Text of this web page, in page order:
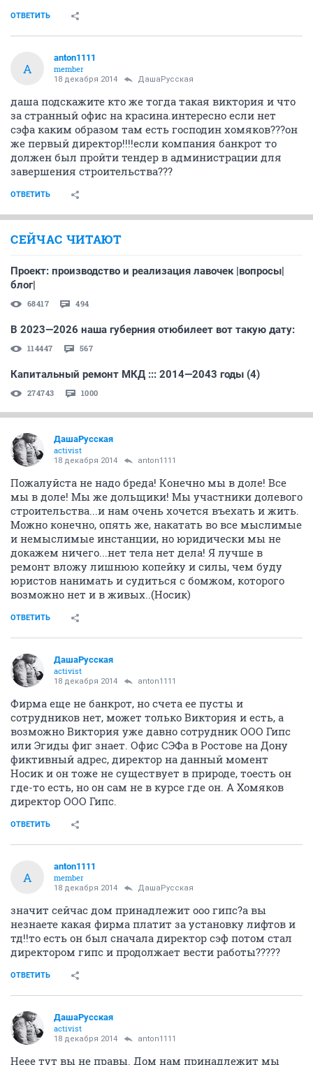
ОТВЕТИТЬ
A
anton1111
member
18 декабря 2014 ДашаРусская
даша подскажите кто же тогда такая виктория и что
за странный офис на красина.интересно если нет
сэфа каким образом там есть господин хомяков???он
же первый директор!!!!если компания банкрот то
должен был пройти тендер в администрации для
завершения строительства???
ОТВЕТИТЬ
СЕЙЧАС ЧИТАЮТ
Проект: производство и реализация лавочек |вопросы|
блог|
68417 494
В 2023—2026 наша губерния отюбилеет вот такую дату:
114447 567
Капитальный ремонт МКД ::: 2014—2043 годы (4)
274743 1000
ДашаРусская
activist
18 декабря 2014 anton1111
Пожалуйста не надо бреда! Конечно мы в доле! Все
мы в доле! Мы же дольщики! Мы участники долевого
строительства...и нам очень хочется въехать и жить.
Можно конечно, опять же, накатать во все мыслимые
и немыслимые инстанции, но юридически мы не
докажем ничего...нет тела нет дела! Я лучше в
ремонт вложу лишнюю копейку и силы, чем буду
юристов нанимать и судиться с бомжом, которого
возможно нет и в живых..(Носик)
ОТВЕТИТЬ
ДашаРусская
activist
18 декабря 2014 anton1111
Фирма еще не банкрот, но счета ее пусты и
сотрудников нет, может только Виктория и есть, а
возможно Виктория уже давно сотрудник ООО Гипс
или Эгиды фиг знает. Офис СЭФа в Ростове на Дону
фиктивный адрес, директор на данный момент
Носик и он тоже не существует в природе, тоесть он
где-то есть, но он сам не в курсе где он. А Хомяков
директор ООО Гипс.
ОТВЕТИТЬ
A
anton1111
member
18 декабря 2014 ДашаРусская
значит сейчас дом принадлежит ооо гипс?а вы
незнаете какая фирма платит за установку лифтов и
тд!!то есть он был сначала директор сэф потом стал
директором гипс и продолжает вести работы?????
ОТВЕТИТЬ
ДашаРусская
activist
18 декабря 2014 anton1111
Неее тут вы не правы. Дом нам принадлежит мы